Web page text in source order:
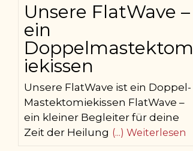
Unsere FlatWave –
ein
Doppelmastektom
iekissen
Unsere FlatWave ist ein Doppel-
Mastektomiekissen FlatWave –
ein kleiner Begleiter für deine
Zeit der Heilung (...) Weiterlesen